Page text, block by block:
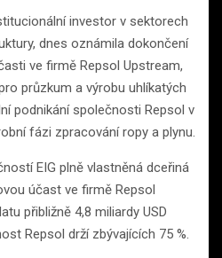
investor v sektorech
dnes oznámila dokončení
ve firmě Repsol Upstream,
průzkum a výrobu uhlíkatých
podnikání společnosti Repsol v
fázi zpracování ropy a plynu.
EIG plně vlastněná dceřiná
účast ve firmě Repsol
přibližně 4,8 miliardy USD
Repsol drží zbývajících 75 %.